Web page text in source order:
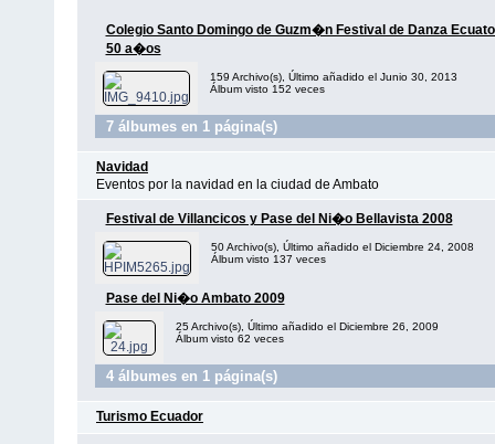
Colegio Santo Domingo de Guzm�n Festival de Danza
50 a�os
159 Archivo(s), Último añadido el Junio 30, 2013
Álbum visto 152 veces
7 álbumes en 1 página(s)
Navidad
Eventos por la navidad en la ciudad de Ambato
Festival de Villancicos y Pase del Ni�o Bellavista 2008
50 Archivo(s), Último añadido el Diciembre 24, 2008
Álbum visto 137 veces
Pase del Ni�o Ambato 2009
25 Archivo(s), Último añadido el Diciembre 26, 2009
Álbum visto 62 veces
4 álbumes en 1 página(s)
Turismo Ecuador